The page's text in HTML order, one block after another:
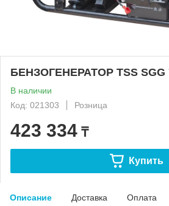
БЕНЗОГЕНЕРАТОР TSS SGG
В наличии
Код: 021303
Розница
423 334 ₸
Купить
Описание Доставка Оплата